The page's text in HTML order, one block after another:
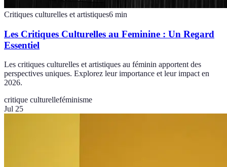
Critiques culturelles et artistiques6 min
Les Critiques Culturelles au Feminine : Un Regard
Essentiel
Les critiques culturelles et artistiques au féminin apportent des
perspectives uniques. Explorez leur importance et leur impact en
2026.
critique culturelleféminisme
Jul 25